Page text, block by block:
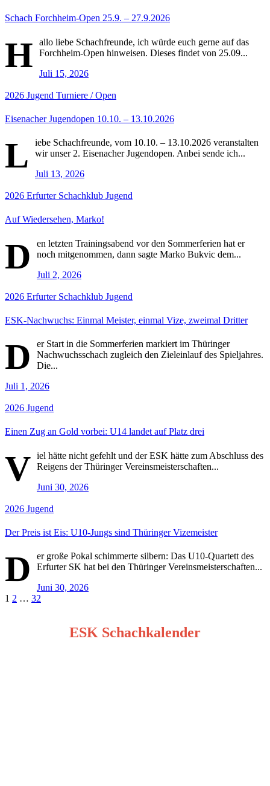
Schach Forchheim-Open 25.9. – 27.9.2026
H
allo liebe Schachfreunde, ich würde euch gerne auf das
Forchheim-Open hinweisen. Dieses findet von 25.09...
Juli 15, 2026
2026 Jugend Turniere / Open
Eisenacher Jugendopen 10.10. – 13.10.2026
L
iebe Schachfreunde, vom 10.10. – 13.10.2026 veranstalten
wir unser 2. Eisenacher Jugendopen. Anbei sende ich...
Juli 13, 2026
2026 Erfurter Schachklub Jugend
Auf Wiedersehen, Marko!
D
en letzten Trainingsabend vor den Sommerferien hat er
noch mitgenommen, dann sagte Marko Bukvic dem...
Juli 2, 2026
2026 Erfurter Schachklub Jugend
ESK-Nachwuchs: Einmal Meister, einmal Vize, zweimal Dritter
D
er Start in die Sommerferien markiert im Thüringer
Nachwuchsschach zugleich den Zieleinlauf des Spieljahres.
Die...
Juli 1, 2026
2026 Jugend
Einen Zug an Gold vorbei: U14 landet auf Platz drei
V iel hätte nicht gefehlt und der ESK hätte zum Abschluss des
Reigens der Thüringer Vereinsmeisterschaften...
Juni 30, 2026
2026 Jugend
Der Preis ist Eis: U10-Jungs sind Thüringer Vizemeister
D
er große Pokal schimmerte silbern: Das U10-Quartett des
Erfurter SK hat bei den Thüringer Vereinsmeisterschaften...
Juni 30, 2026
Seitennummerierung
1 2 … 32
ESK Schachkalender